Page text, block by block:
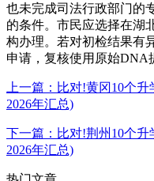
也未完成司法行政部门的
的条件。市民应选择在湖
构办理。若对初检结果有
申请，复核使用原始DNA
上一篇：比对!黄冈10个
2026年汇总)
下一篇：比对!荆州10个
2026年汇总)